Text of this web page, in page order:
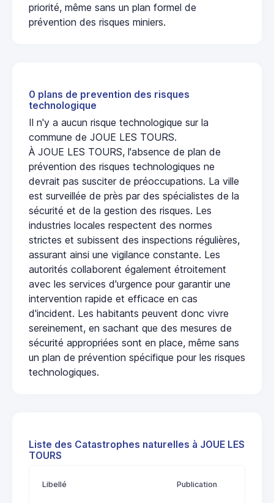
priorité, même sans un plan formel de
prévention des risques miniers.
0 plans de prevention des risques
technologique
Il n'y a aucun risque technologique sur la
commune de JOUE LES TOURS.
À JOUE LES TOURS, l'absence de plan de
prévention des risques technologiques ne
devrait pas susciter de préoccupations. La ville
est surveillée de près par des spécialistes de la
sécurité et de la gestion des risques. Les
industries locales respectent des normes
strictes et subissent des inspections régulières,
assurant ainsi une vigilance constante. Les
autorités collaborent également étroitement
avec les services d'urgence pour garantir une
intervention rapide et efficace en cas
d'incident. Les habitants peuvent donc vivre
sereinement, en sachant que des mesures de
sécurité appropriées sont en place, même sans
un plan de prévention spécifique pour les risques
technologiques.
Liste des Catastrophes naturelles à JOUE LES
TOURS
Libellé Publication